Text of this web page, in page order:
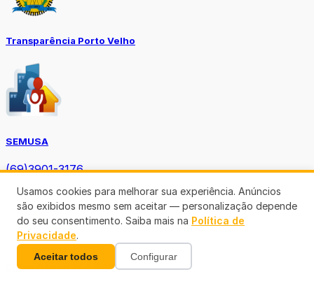
Transparência Porto Velho
SEMUSA
(69)3901-3176
Diário Oficial TCE-RO
Usamos cookies para melhorar sua experiência. Anúncios
são exibidos mesmo sem aceitar — personalização depende
do seu consentimento. Saiba mais na Política de
Privacidade.
Aceitar todos Configurar